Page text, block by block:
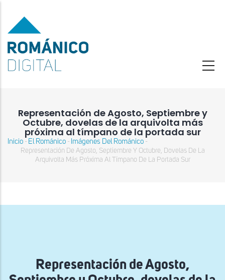
contenido
principal
Representación de Agosto, Septiembre y
Octubre, dovelas de la arquivolta más
próxima al tímpano de la portada sur
Sobrescribir
enlaces
a
Inicio - El Románico - Imágenes Del Románico -
Representación De Agosto, Septiembre Y Octubre, Dovelas De La
Arquivolta Más Próxima Al Tímpano De La Portada Sur
Representación de Agosto,